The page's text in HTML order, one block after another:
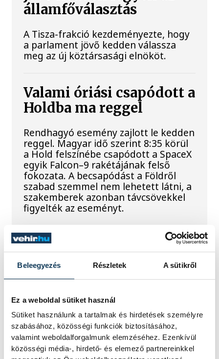
Beleegyezés Részletek A sütikről
Ez a weboldal sütiket használ
Sütiket használunk a tartalmak és hirdetések személyre
szabásához, közösségi funkciók biztosításához,
valamint weboldalforgalmunk elemzéséhez. Ezenkívül
közösségi média-, hirdető- és elemező partnereinkkel
államfőválasztás
A Tisza-frakció kezdeményezte, hogy
a parlament jövő kedden válassza
meg az új köztársasági elnököt.
Valami óriási csapódott a
Holdba ma reggel
Rendhagyó esemény zajlott le kedden
reggel. Magyar idő szerint 8:35 körül
a Hold felszínébe csapódott a SpaceX
egyik Falcon–9 rakétájának felső
fokozata. A becsapódást a Földről
szabad szemmel nem lehetett látni, a
szakemberek azonban távcsövekkel
figyelték az eseményt.
Rekordok Európában –
Magyarország a
legforróbb, Angliában
Rá sem ismerünk Európára,
kontinensszerte rekordokat dönt a
hőség. Magyarország a legforróbb
országok közé került, miközben az